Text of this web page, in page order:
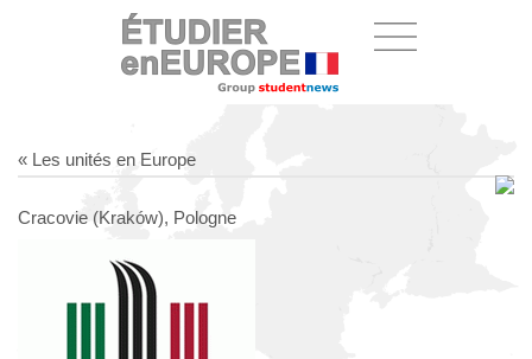
« Les unités en Europe
Cracovie (Kraków), Pologne